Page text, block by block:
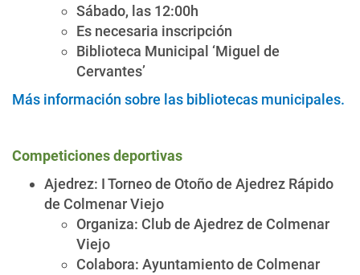
Sábado, las 12:00h
Es necesaria inscripción
Biblioteca Municipal ‘Miguel de
Cervantes’
Más información sobre las bibliotecas municipales.
Competiciones deportivas
Ajedrez: I Torneo de Otoño de Ajedrez Rápido
de Colmenar Viejo
Organiza: Club de Ajedrez de Colmenar
Viejo
Colabora: Ayuntamiento de Colmenar